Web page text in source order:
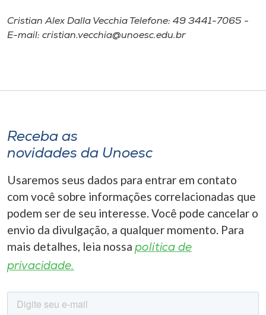
Cristian Alex Dalla Vecchia Telefone: 49 3441-7065 -
E-mail: cristian.vecchia@unoesc.edu.br
Receba as
novidades da Unoesc
Usaremos seus dados para entrar em contato
com você sobre informações correlacionadas que
podem ser de seu interesse. Você pode cancelar o
envio da divulgação, a qualquer momento. Para
mais detalhes, leia nossa política de
privacidade.